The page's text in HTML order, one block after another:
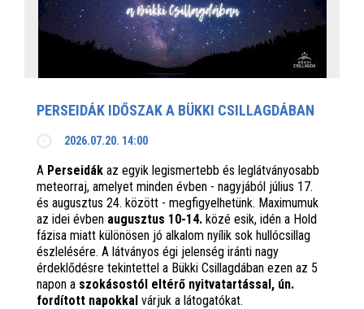
PERSEIDÁK IDŐSZAK A BÜKKI CSILLAGDÁBAN
2026.07.20. 14:00
A Perseidák az egyik legismertebb és leglátványosabb
meteorraj, amelyet minden évben - nagyjából július 17.
és augusztus 24. között - megfigyelhetünk. Maximumuk
az idei évben augusztus 10-14. közé esik, idén a Hold
fázisa miatt különösen jó alkalom nyílik sok hullócsillag
észlelésére. A látványos égi jelenség iránti nagy
érdeklődésre tekintettel a Bükki Csillagdában ezen az 5
napon a szokásostól eltérő nyitvatartással, ún.
fordított napokkal várjuk a látogatókat.